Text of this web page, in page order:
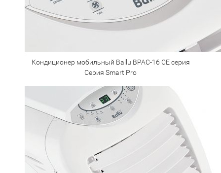
Кондиционер мобильный Ballu BPAC-16 CE серия
Серия Smart Pro